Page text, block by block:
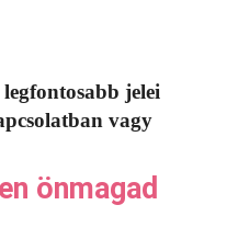
jelei
vagy
önmagad